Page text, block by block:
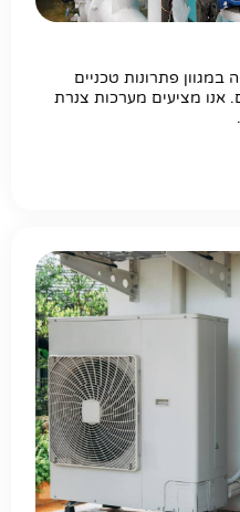
פתרונות טכניים
אנו מציעים מערכות צנרת